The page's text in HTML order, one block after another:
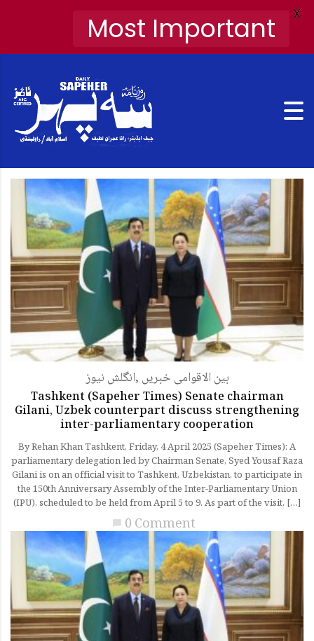
انگلش نیوز, بین الاقوامی خبریں
Tashkent (Sapeher Times) Senate chairman
Gilani, Uzbek counterpart discuss strengthening
inter-parliamentary cooperation
By Rehan Khan Tashkent, Friday, 4 April 2025 (Sapeher Times): A
parliamentary delegation led by Chairman Senate, Syed Yousaf Raza
Gilani is on an official visit to Tashkent, Uzbekistan, to participate in
the 150th Anniversary Assembly of the Inter-Parliamentary Union
(IPU), scheduled to be held from April 5 to 9. As part of the visit, […]
chat_bubble 0 Comment
Most Important X